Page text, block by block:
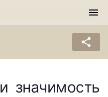
menu
share
значимость